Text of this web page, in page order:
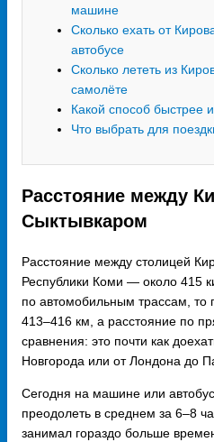
машине
Сколько ехать от
автобусе
Сколько лететь из
самолёте
Какой способ быстрее
Что выбрать для
Расстояние между
Сыктывкаром
Расстояние между столицей
Республики Коми — около 415
по автомобильным трассам, то
413–416 км, а расстояние по
сравнения: это почти как
Новгорода или от Лондона до
Сегодня на машине или
преодолеть в среднем за 6–8
занимал гораздо больше